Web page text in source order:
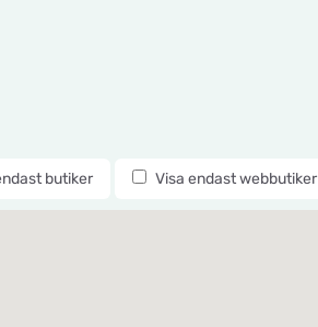
butiker Visa endast webbutiker